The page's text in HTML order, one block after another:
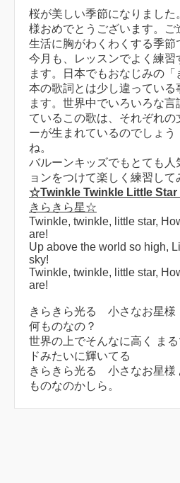
桜が美しい季節になりました
様おめでとうございます。ご
生活に胸がわくわくする季節
今月も、レッスンでよく練習
ます。日本でもおなじみの「
本の歌詞とは少し違っている
ます。世界中でいろいろな
ているこの歌は、それぞれの
ーが生まれているのでしょう
バルーンキッズでもとても人
ョンをつけて楽しく練習して
☆Twinkle Twinkle Little Star
きらきら星☆
Twinkle, twinkle, little star,
are!
Up above the world so high,
sky!
Twinkle, twinkle, little star,
are!
きらきら光る 小さなお星
何ものなの？
世界の上でそんなに高く ま
ドみたいに輝いてる
きらきら光る 小さなお星様
ものなのかしら。